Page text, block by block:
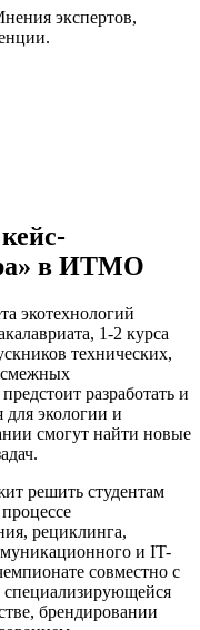
экспертов,
в ИТМО
экотехнологий
1-2 курса
технических,
смежных
разработать и
экологии и
смогут найти новые
решить студентам
рециклинга,
и IT-
совместно с
брендировании